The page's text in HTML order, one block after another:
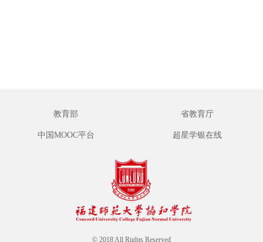
教育部 省教育厅
中国MOOC平台 超星学银在线
© 2018 All Rights Reserved